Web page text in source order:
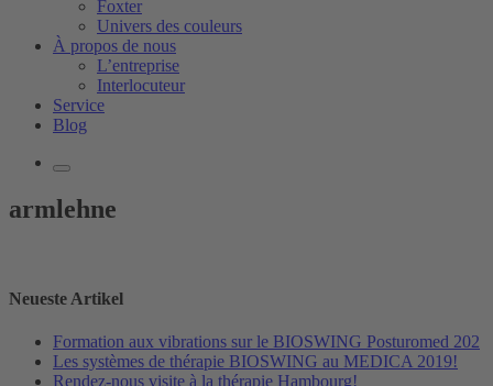
Foxter
Univers des couleurs
À propos de nous
L’entreprise
Interlocuteur
Service
Blog
armlehne
Neueste Artikel
Formation aux vibrations sur le BIOSWING Posturomed 202
Les systèmes de thérapie BIOSWING au MEDICA 2019!
Rendez-nous visite à la thérapie Hambourg!